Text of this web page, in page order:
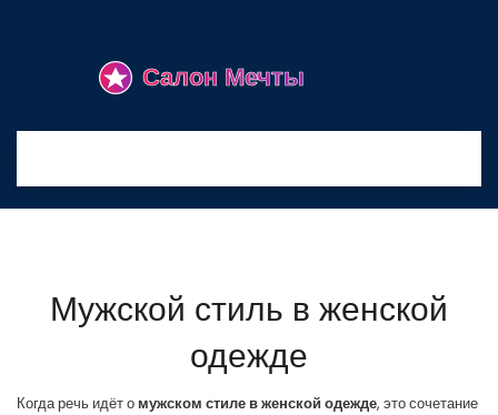
Мужской стиль в женской
одежде
Когда речь идёт о мужском стиле в женской одежде, это сочетание